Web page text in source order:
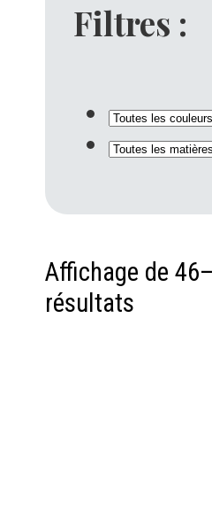
Filtres :
Affichage de
résultats